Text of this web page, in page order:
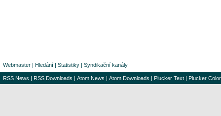
Webmaster | Hledání | Statistiky | Syndikační kanály
RSS News | RSS Downloads | Atom News | Atom Downloads | Plucker Text | Plucker Color